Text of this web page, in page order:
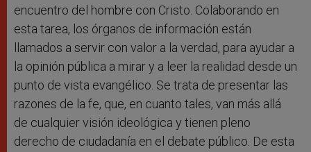
encuentro del hombre con Cristo. Colaborando en
esta tarea, los órganos de información están
llamados a servir con valor a la verdad, para ayudar a
la opinión pública a mirar y a leer la realidad desde un
punto de vista evangélico. Se trata de presentar las
razones de la fe, que, en cuanto tales, van más allá
de cualquier visión ideológica y tienen pleno
derecho de ciudadanía en el debate público. De esta